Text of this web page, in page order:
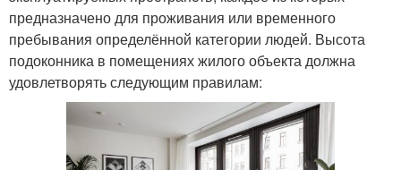
предназначено для проживания или временного
пребывания определённой категории людей. Высота
подоконника в помещениях жилого объекта должна
удовлетворять следующим правилам: